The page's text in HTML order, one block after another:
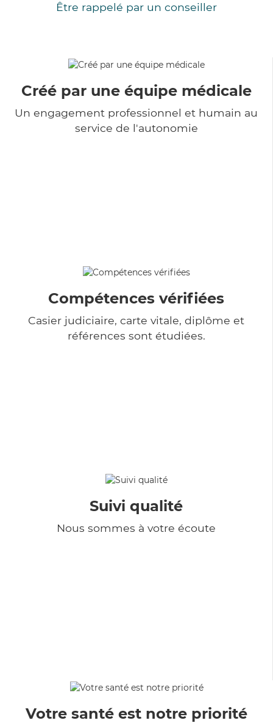
Être rappelé par un conseiller
Créé par une équipe médicale
Un engagement professionnel et humain au
service de l'autonomie
Compétences vérifiées
Casier judiciaire, carte vitale, diplôme et
références sont étudiées.
Suivi qualité
Nous sommes à votre écoute
Votre santé est notre priorité